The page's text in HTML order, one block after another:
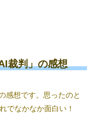
裁判」の感想
感想です。思ったのと
でなかなか面白い！